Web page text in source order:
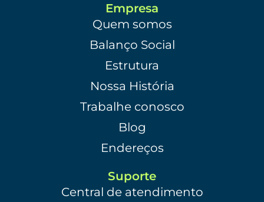
Empresa
Quem somos
Balanço Social
Estrutura
Nossa História
Trabalhe conosco
Blog
Endereços
Suporte
Central de atendimento